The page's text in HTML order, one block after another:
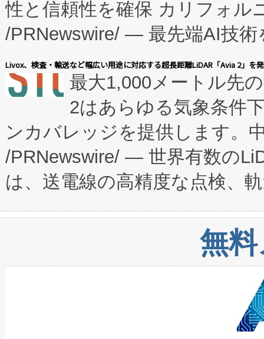
に、患者やサプライチェーン
キー方式で拡張性が高く、持
す。FCCM‑を活用した現地生
患者にとっての費用負担を大
のアクセスを大幅に拡大する
Fully-Connected Continuous
プログラムには、施設設計・
に関する技術移転および知的
構造化トレーニングカリキュ
上げおよび商用化段階におけ
設備整備および立ち上げ調整
加組織は、Enzeneのバイオ
選定された製品について、自
取得できる可能性もあります
性と信頼性を確保 カリフォル
/PRNewswire/ — 最先端AI技術
会社エーアイ・アンド：本社
President原信平）と、エンタ
ードするVoltaiqは、日本にあ
ーエネルギー貯蔵システム（
た。 Voltaiq独自のAI搭載プラ
定、統合、導入、運用に至る
安全性を追跡し、確保する事
増加しているデータセンター
る電力網に大きな負担をかけ
事業者の負担軽減という課題
系統連系を迅速にし、ピーク
限を超えて利用可能な電力容
Livox、検査・輸送など幅広い用途に対応する超長距離LiDAR「Avia 2」を
最大1,000メートル先
2はあらゆる気象条件
ンカバレッジを提供します。
/PRNewswire/ — 世界有数の
は、送電線の高精度な点検、
や穀物倉庫におけるバルク材
リューション「Avia 2」を発
したAvia 2は、1,000メート
狭視野のFOVを切り替えるこ
ケーブル、枝などの細かな対
なレーザースポットにより、
無